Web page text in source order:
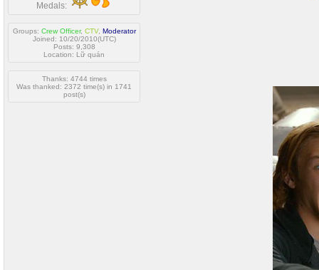
Medals:
Groups: Crew Officer, CTV, Moderator
Joined: 10/20/2010(UTC)
Posts: 9,308
Location: Lữ quán
Thanks: 4744 times
Was thanked: 2372 time(s) in 1741
post(s)